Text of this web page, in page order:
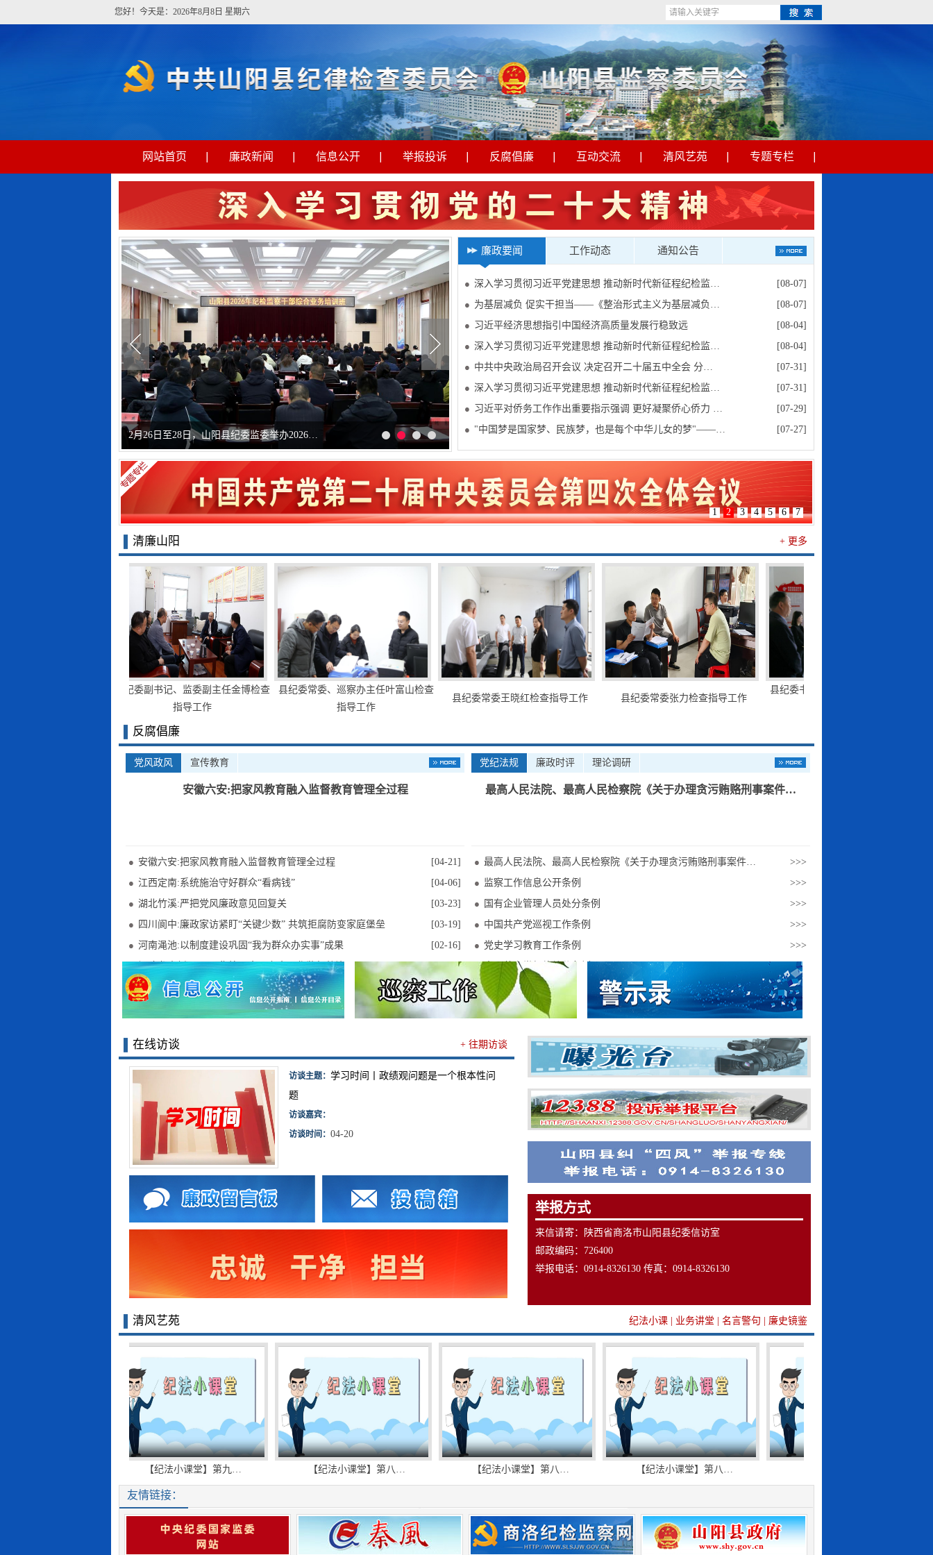
您好！今天是：2026年8月8日 星期六
网站首页 廉政新闻 信息公开 举报投诉 反腐倡廉 互动交流 清风艺苑 专题专栏
2月11日，中国共产党山阳县第十九届纪律…
廉政要闻 工作动态 通知公告
[08-07]
深入学习贯彻习近平党建思想 推动新时代新征程纪检监…
[08-07]
为基层减负 促实干担当——《整治形式主义为基层减负…
[08-04]
习近平经济思想指引中国经济高质量发展行稳致远
[08-04]
深入学习贯彻习近平党建思想 推动新时代新征程纪检监…
[07-31]
中共中央政治局召开会议 决定召开二十届五中全会 分…
[07-31]
深入学习贯彻习近平党建思想 推动新时代新征程纪检监…
[07-29]
习近平对侨务工作作出重要指示强调 更好凝聚侨心侨力 …
[07-27]
"中国梦是国家梦、民族梦，也是每个中华儿女的梦"——…
1 2 3 4 5 6 7
清廉山阳 + 更多
县纪委副书记、监委副主任金博检查
指导工作
县纪委常委、巡察办主任叶富山检查
指导工作
县纪委常委王晓红检查指导工作 县纪委常委张力检查指导工作
县纪委书记、监委主任张丙港检查指
反腐倡廉
党风政风 宣传教育
安徽六安:把家风教育融入监督教育管理全过程
[04-21]
安徽六安:把家风教育融入监督教育管理全过程
[04-06]
江西定南:系统施治守好群众“看病钱”
[03-23]
湖北竹溪:严把党风廉政意见回复关
[03-19]
四川阆中:廉政家访紧盯“关键少数” 共筑拒腐防变家庭堡垒
[02-16]
河南渑池:以制度建设巩固“我为群众办实事”成果
[01-20]
福建龙岩新罗区:聚焦校园食品安全强化监督整治
党纪法规 廉政时评 理论调研
最高人民法院、最高人民检察院《关于办理贪污贿赂刑事案件…
>>>
最高人民法院、最高人民检察院《关于办理贪污贿赂刑事案件…
>>>
监察工作信息公开条例
>>>
国有企业管理人员处分条例
>>>
中国共产党巡视工作条例
>>>
党史学习教育工作条例
>>>
中国共产党纪律处分条例
在线访谈 + 往期访谈
访谈主题： 学习时间丨政绩观问题是一个根本性问
题
访谈嘉宾：
访谈时间： 04-20
举报方式
来信请寄：陕西省商洛市山阳县纪委信访室
邮政编码：726400
举报电话：0914-8326130 传真：0914-8326130
清风艺苑 纪法小课 业务讲堂 名言警句 廉史镜鉴
【纪法小课堂】第九… 【纪法小课堂】第八… 【纪法小课堂】第八… 【纪法小课堂】第八…
友情链接：